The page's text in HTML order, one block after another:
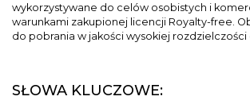
wykorzystywane do celów osobistych i
warunkami zakupionej licencji Royalty-free.
do pobrania w jakości wysokiej rozdzielczości
SŁOWA KLUCZOWE: